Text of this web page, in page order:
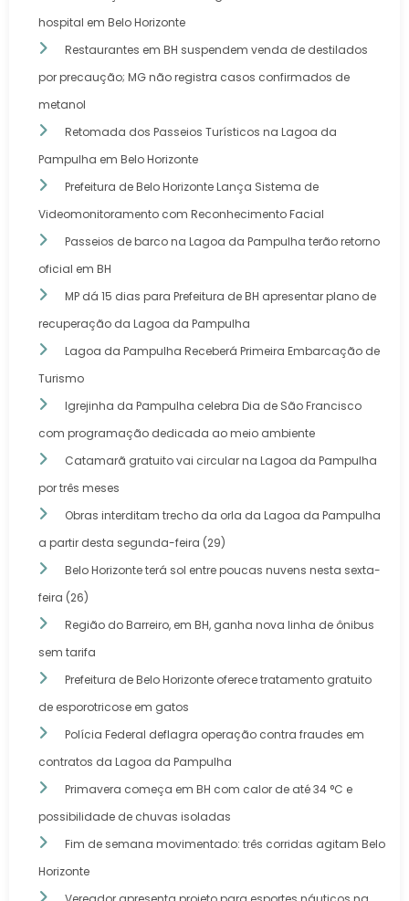
hospital em Belo Horizonte
Restaurantes em BH suspendem venda de destilados
por precaução; MG não registra casos confirmados de
metanol
Retomada dos Passeios Turísticos na Lagoa da
Pampulha em Belo Horizonte
Prefeitura de Belo Horizonte Lança Sistema de
Videomonitoramento com Reconhecimento Facial
Passeios de barco na Lagoa da Pampulha terão retorno
oficial em BH
MP dá 15 dias para Prefeitura de BH apresentar plano de
recuperação da Lagoa da Pampulha
Lagoa da Pampulha Receberá Primeira Embarcação de
Turismo
Igrejinha da Pampulha celebra Dia de São Francisco
com programação dedicada ao meio ambiente
Catamarã gratuito vai circular na Lagoa da Pampulha
por três meses
Obras interditam trecho da orla da Lagoa da Pampulha
a partir desta segunda-feira (29)
Belo Horizonte terá sol entre poucas nuvens nesta sexta-
feira (26)
Região do Barreiro, em BH, ganha nova linha de ônibus
sem tarifa
Prefeitura de Belo Horizonte oferece tratamento gratuito
de esporotricose em gatos
Polícia Federal deflagra operação contra fraudes em
contratos da Lagoa da Pampulha
Primavera começa em BH com calor de até 34 °C e
possibilidade de chuvas isoladas
Fim de semana movimentado: três corridas agitam Belo
Horizonte